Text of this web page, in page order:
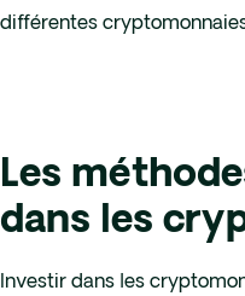
différentes
Les
dans les
Investir dans les